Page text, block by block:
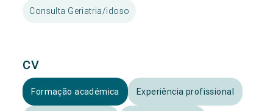
Consulta Geriatria/idoso
CV
Formação académica Experiência profissional